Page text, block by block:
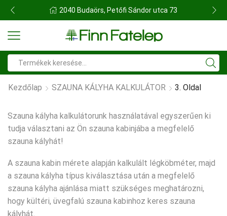
FINN FATELEP BUDAÖRS
input
Kezdőlap SZAUNA KÁLYHA KALKULÁTOR 3. Oldal
Szauna kályha kalkulátorunk használatával egyszerűen ki
tudja választani az Ön szauna kabinjába a megfelelő
szauna kályhát!
A szauna kabin mérete alapján kalkulált légköbméter, majd
a szauna kályha típus kiválasztása után a megfelelő
szauna kályha ajánlása miatt szükséges meghatározni,
hogy kültéri, üvegfalú szauna kabinhoz keres szauna
kályhát.